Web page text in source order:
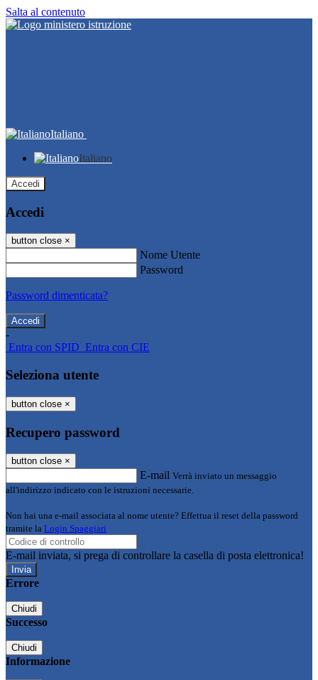
Salta al contenuto
Italiano
Italiano
Accedi
Accedi
button close ×
Nome Utente
Password
Password dimenticata?
-
Entra con SPID Entra con CIE
Seleziona utente
button close ×
Recupero password
button close ×
E-mail Verrà inviato un messaggio
all'indirizzo indicato con le istruzioni necessarie.
Non hai una e-mail associata al nome utente? Effettua il reset della password
tramite la Login Spaggiari
E-mail inviata, si prega di controllare la casella di posta elettronica!
Errore
Chiudi
Successo
Chiudi
Informazione